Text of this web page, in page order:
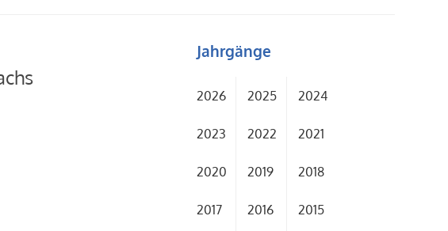
Jahrgänge
2026 2025 2024
2023 2022 2021
2020 2019 2018
2017 2016 2015